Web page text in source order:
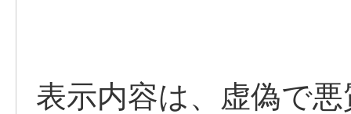
表示内容は、虚偽で